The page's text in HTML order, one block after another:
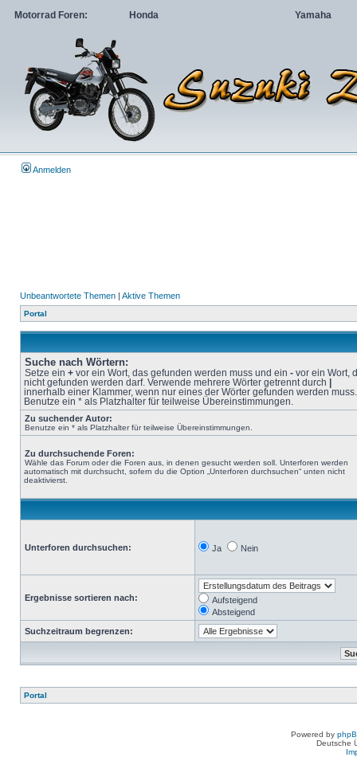
Motorrad Foren: Honda Yamaha
Anmelden
Unbeantwortete Themen | Aktive Themen
Portal
Suche nach Wörtern:
Setze ein + vor ein Wort, das gefunden werden muss und ein - vor ein Wort,
nicht gefunden werden darf. Verwende mehrere Wörter getrennt durch
innerhalb einer Klammer, wenn nur eines der Wörter gefunden werden muss.
Benutze ein * als Platzhalter für teilweise Übereinstimmungen.
Zu suchender Autor:
Benutze ein * als Platzhalter für teilweise Übereinstimmungen.
Zu durchsuchende Foren:
Wähle das Forum oder die Foren aus, in denen gesucht werden soll. Unterforen werden
automatisch mit durchsucht, sofern du die Option „Unterforen durchsuchen“ unten nicht
deaktivierst.
Unterforen durchsuchen: Ja Nein
Ergebnisse sortieren nach:
Aufsteigend
Absteigend
Suchzeitraum begrenzen:
Portal
Powered by
Deutsche